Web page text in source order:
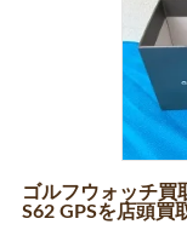
ゴルフウォッチ買
S62 GPSを店頭買